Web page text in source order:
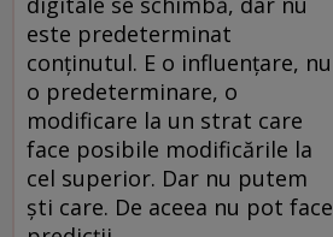
este predeterminat
conținutul. E o influențare, nu
o predeterminare, o
modificare la un strat care
face posibile modificările la
cel superior. Dar nu putem
ști care. De aceea nu pot face